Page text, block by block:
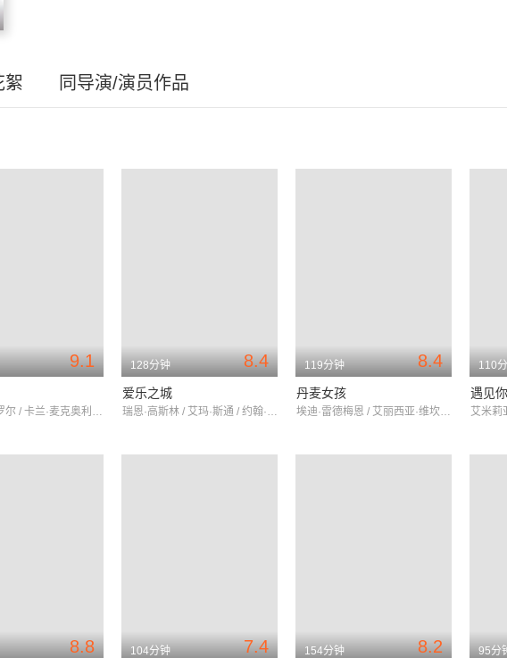
絮 同导演/演员作品
9.1
玛德琳·卡罗尔 / 卡兰·麦克奥利菲 / 瑞贝卡·德·莫妮
8.4
128分钟
爱乐之城
瑞恩·高斯林 / 艾玛·斯通 / 约翰·传奇
8.4
119分钟
丹麦女孩
埃迪·雷德梅恩 / 艾丽西亚·维坎德 / 本·卫肖
110
遇见
8.8 7.4
104分钟 8.2
154分钟 95分